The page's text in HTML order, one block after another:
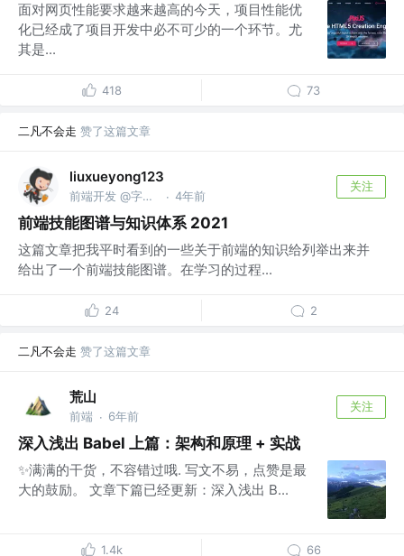
面对网页性能要求越来越高的今天，项目性能优
化已经成了项目开发中必不可少的一个环节。尤
其是...
418 73
二凡不会走 赞了这篇文章
liuxueyong123
前端开发 @字节跳动 · 4年前
关注
前端技能图谱与知识体系 2021
这篇文章把我平时看到的一些关于前端的知识给列举出来并
给出了一个前端技能图谱。在学习的过程...
24 2
二凡不会走 赞了这篇文章
荒山
前端 · 6年前
关注
深入浅出 Babel 上篇：架构和原理 + 实战
✨满满的干货，不容错过哦. 写文不易，点赞是最
大的鼓励。 文章下篇已经更新：深入浅出 B...
1.4k 66